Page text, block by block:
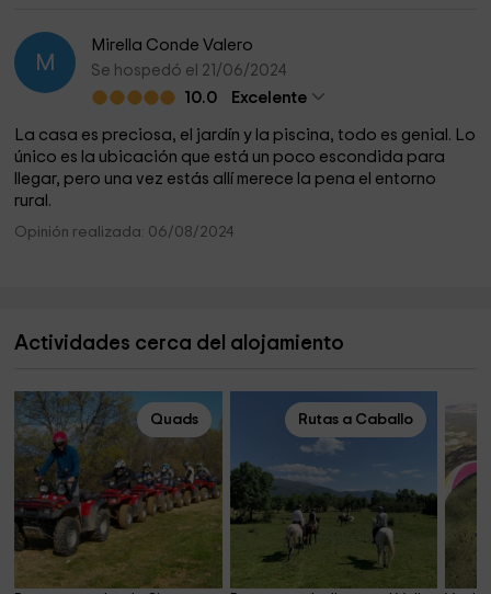
M
Mirella Conde Valero
Se hospedó el 21/06/2024
10.0
Excelente
La casa es preciosa, el jardín y la piscina, todo es genial. Lo
único es la ubicación que está un poco escondida para
llegar, pero una vez estás allí merece la pena el entorno
rural.
Opinión realizada: 06/08/2024
Actividades cerca del alojamiento
Quads Rutas a Caballo